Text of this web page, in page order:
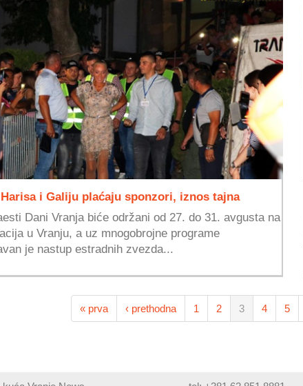
Harisa i Galiju plaćaju sponzori, iznos tajna
Dani Vranja biće održani od 27. do 31. avgusta na
u Vranju, a uz mnogobrojne programe
je nastup estradnih zvezda...
« prva ‹ prethodna 1 2 3 4 5